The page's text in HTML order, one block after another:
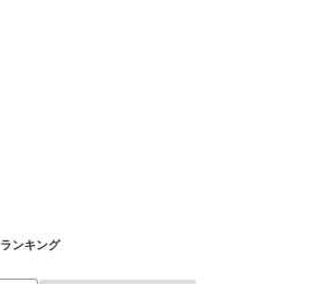
ランキング